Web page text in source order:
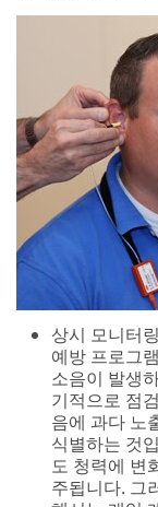
상시 모니터
예방 프로그
소음이 발생
기적으로 점
음에 과다 노
식별하는 것
도 청력에 변
주됩니다. 그